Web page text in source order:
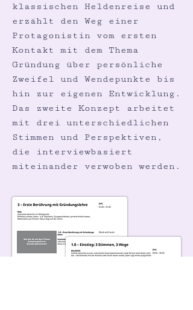
klassischen Heldenreise und
erzählt den Weg einer
Protagonistin vom ersten
Kontakt mit dem Thema
Gründung über persönliche
Zweifel und Wendepunkte bis
hin zur eigenen Entwicklung.
Das zweite Konzept arbeitet
mit drei unterschiedlichen
Stimmen und Perspektiven,
die interviewbasiert
miteinander verwoben werden.